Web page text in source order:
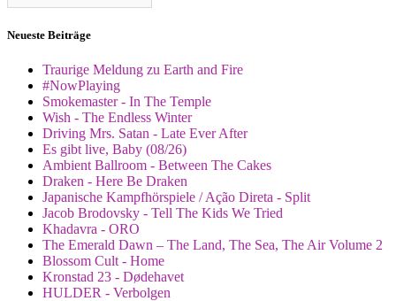
Neueste Beiträge
Traurige Meldung zu Earth and Fire
#NowPlaying
Smokemaster - In The Temple
Wish - The Endless Winter
Driving Mrs. Satan - Late Ever After
Es gibt live, Baby (08/26)
Ambient Ballroom - Between The Cakes
Draken - Here Be Draken
Japanische Kampfhörspiele / Ação Direta - Split
Jacob Brodovsky - Tell The Kids We Tried
Khadavra - ORO
The Emerald Dawn – The Land, The Sea, The Air Volume 2
Blossom Cult - Home
Kronstad 23 - Dødehavet
HULDER - Verbolgen